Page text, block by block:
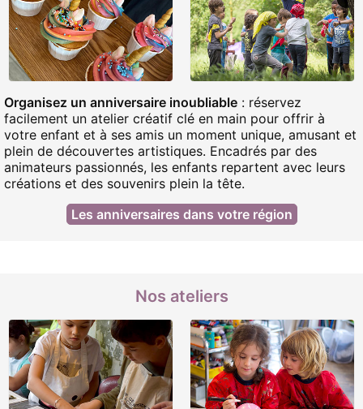
Organisez un anniversaire inoubliable : réservez
facilement un atelier créatif clé en main pour offrir à
votre enfant et à ses amis un moment unique, amusant et
plein de découvertes artistiques. Encadrés par des
animateurs passionnés, les enfants repartent avec leurs
créations et des souvenirs plein la tête.
Les anniversaires dans votre région
Nos ateliers